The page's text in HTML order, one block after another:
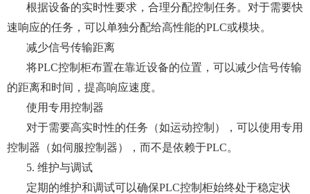
根据设备的实时性要求，合理分配控制任务。对于需要快
速响应的任务，可以单独分配给高性能的PLC或模块。
减少信号传输距离
将PLC控制柜布置在靠近设备的位置，可以减少信号传输
的距离和时间，提高响应速度。
使用专用控制器
对于需要高实时性的任务（如运动控制），可以使用专用
控制器（如伺服控制器），而不是依赖于PLC。
5. 维护与调试
定期的维护和调试可以确保PLC控制柜始终处于稳定状